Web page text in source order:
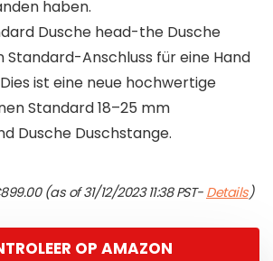
haben.
Dusche head-the Dusche
Standard-Anschluss für eine Hand
ist eine neue hochwertige
Standard 18–25 mm
Dusche Duschstange.
899.00(as of 31/12/2023 11:38 PST- Details)
OP AMAZON